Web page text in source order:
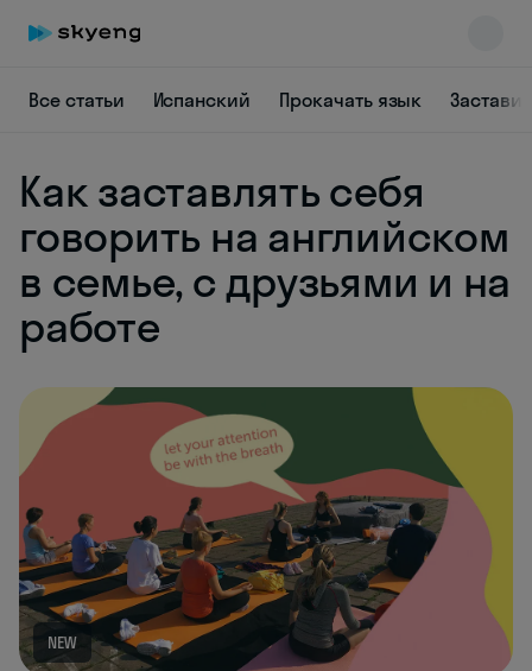
Все статьи Испанский Прокачать язык
Как заставлять себя
говорить на английском
в семье, с друзьями и на
работе
NEW
Skyeng Chat
online